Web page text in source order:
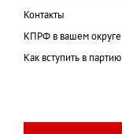
Контакты
КПРФ в вашем округе
Как вступить в партию